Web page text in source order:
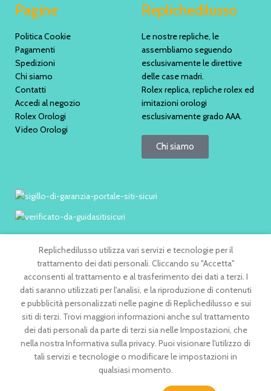
Pagine
Politica Cookie
Pagamenti
Spedizioni
Chi siamo
Contatti
Accedi al negozio
Rolex Orologi
Video Orologi
Replichedilusso
Le nostre repliche, le
assembliamo seguendo
esclusivamente le direttive
delle case madri.
Rolex replica, repliche rolex ed
imitazioni orologi
esclusivamente grado AAA.
Chi siamo
PAGAMENTI SPEDIZIONI
2005-2025 © REPLICHEDILUSSO.CO
Replichedilusso utilizza vari servizi e tecnologie per il
trattamento dei dati personali. Cliccando su "Accetta"
acconsenti al trattamento e al trasferimento dei dati a terzi. I
dati saranno utilizzati per l'analisi, e la riproduzione di contenuti
e pubblicità personalizzati nelle pagine di Replichedilusso e sui
siti di terzi. Trovi maggiori informazioni anche sul trattamento
dei dati personali da parte di terzi sia nelle Impostazioni, che
nella nostra Informativa sulla privacy. Puoi visionare l'utilizzo di
tali servizi e tecnologie o modificare le impostazioni in
qualsiasi momento.